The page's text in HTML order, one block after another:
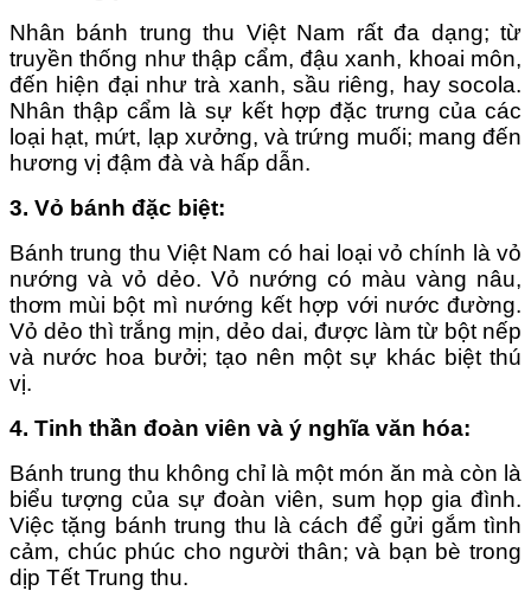
Nhân bánh trung thu Việt Nam rất đa dạng; từ
truyền thống như thập cẩm, đậu xanh, khoai môn,
đến hiện đại như trà xanh, sầu riêng, hay socola.
Nhân thập cẩm là sự kết hợp đặc trưng của các
loại hạt, mứt, lạp xưởng, và trứng muối; mang đến
hương vị đậm đà và hấp dẫn.
3. Vỏ bánh đặc biệt:
Bánh trung thu Việt Nam có hai loại vỏ chính là vỏ
nướng và vỏ dẻo. Vỏ nướng có màu vàng nâu,
thơm mùi bột mì nướng kết hợp với nước đường.
Vỏ dẻo thì trắng mịn, dẻo dai, được làm từ bột nếp
và nước hoa bưởi; tạo nên một sự khác biệt thú
vị.
4. Tinh thần đoàn viên và ý nghĩa văn hóa:
Bánh trung thu không chỉ là một món ăn mà còn là
biểu tượng của sự đoàn viên, sum họp gia đình.
Việc tặng bánh trung thu là cách để gửi gắm tình
cảm, chúc phúc cho người thân; và bạn bè trong
dịp Tết Trung thu.